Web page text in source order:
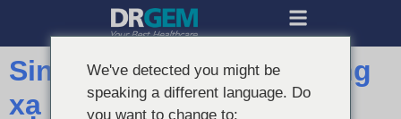
Sinh viên khoa học phóng
xạ của trường đại học
We've detected you might be
speaking a different language. Do
you want to change to: